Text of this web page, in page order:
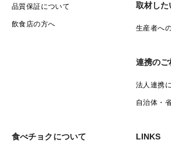
品質保証について
飲食店の方へ
取材した
生産者へ
連携のご
法人連携
自治体・
食べチョクについて LINKS